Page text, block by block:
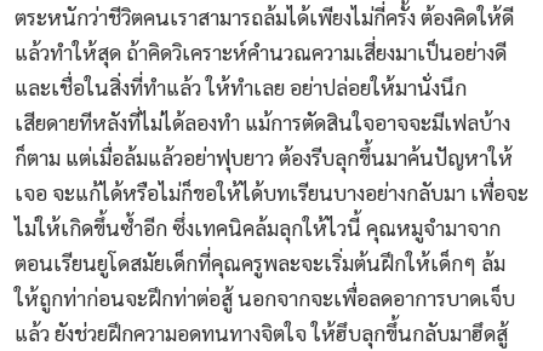
ตระหนักว่าชีวิตคนเราสามารถล้มได้เพียงไม่กี่ครั้ง ต้องคิดให้ดี
แล้วทำให้สุด ถ้าคิดวิเคราะห์คำนวณความเสี่ยงมาเป็นอย่างดี
และเชื่อในสิ่งที่ทำแล้ว ให้ทำเลย อย่าปล่อยให้มานั่งนึก
เสียดายทีหลังที่ไม่ได้ลองทำ แม้การตัดสินใจอาจจะมีเฟลบ้าง
ก็ตาม แต่เมื่อล้มแล้วอย่าฟุบยาว ต้องรีบลุกขึ้นมาค้นปัญหาให้
เจอ จะแก้ได้หรือไม่ก็ขอให้ได้บทเรียนบางอย่างกลับมา เพื่อจะ
ไม่ให้เกิดขึ้นซ้ำอีก ซึ่งเทคนิคล้มลุกให้ไวนี้ คุณหมูจำมาจาก
ตอนเรียนยูโดสมัยเด็กที่คุณครูพละจะเริ่มต้นฝึกให้เด็กๆ ล้ม
ให้ถูกท่าก่อนจะฝึกท่าต่อสู้ นอกจากจะเพื่อลดอาการบาดเจ็บ
แล้ว ยังช่วยฝึกความอดทนทางจิตใจ ให้ฮึบลุกขึ้นกลับมาฮึดสู้